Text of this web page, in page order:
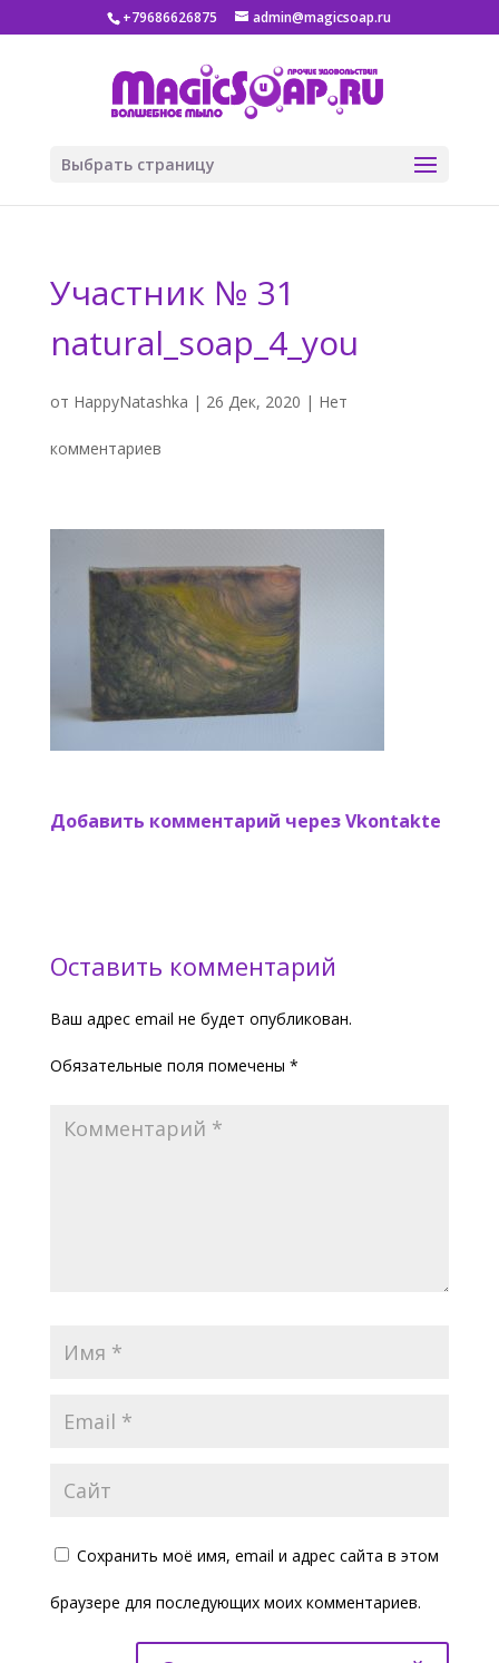
+79686626875 admin@magicsoap.ru
Выбрать страницу
Участник № 31
natural_soap_4_you
от HappyNatashka | 26 Дек, 2020 | Нет
комментариев
Добавить комментарий через Vkontakte
Оставить комментарий
Ваш адрес email не будет опубликован.
Обязательные поля помечены *
Сохранить моё имя, email и адрес сайта в этом
браузере для последующих моих комментариев.